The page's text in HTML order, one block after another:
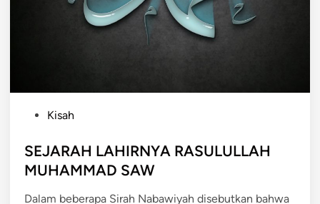
s
t
d
Kisah
SEJARAH LAHIRNYA RASULULLAH
MUHAMMAD SAW
Dalam beberapa Sirah Nabawiyah disebutkan bahwa